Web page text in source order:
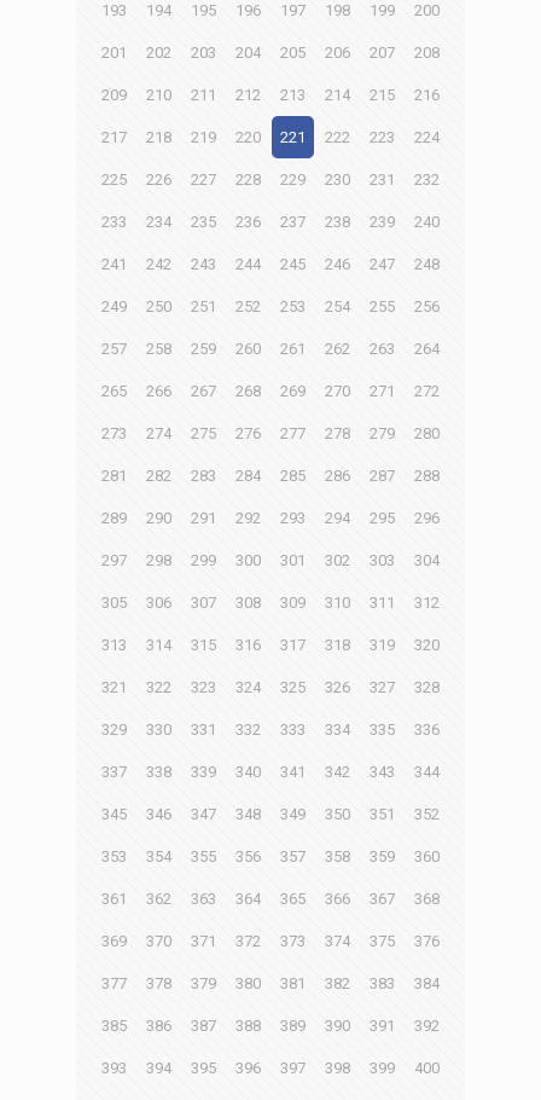
193 194 195 196 197 198 199 200
201 202 203 204 205 206 207 208
209 210 211 212 213 214 215 216
217 218 219 220 221 222 223 224
225 226 227 228 229 230 231 232
233 234 235 236 237 238 239 240
241 242 243 244 245 246 247 248
249 250 251 252 253 254 255 256
257 258 259 260 261 262 263 264
265 266 267 268 269 270 271 272
273 274 275 276 277 278 279 280
281 282 283 284 285 286 287 288
289 290 291 292 293 294 295 296
297 298 299 300 301 302 303 304
305 306 307 308 309 310 311 312
313 314 315 316 317 318 319 320
321 322 323 324 325 326 327 328
329 330 331 332 333 334 335 336
337 338 339 340 341 342 343 344
345 346 347 348 349 350 351 352
353 354 355 356 357 358 359 360
361 362 363 364 365 366 367 368
369 370 371 372 373 374 375 376
377 378 379 380 381 382 383 384
385 386 387 388 389 390 391 392
393 394 395 396 397 398 399 400